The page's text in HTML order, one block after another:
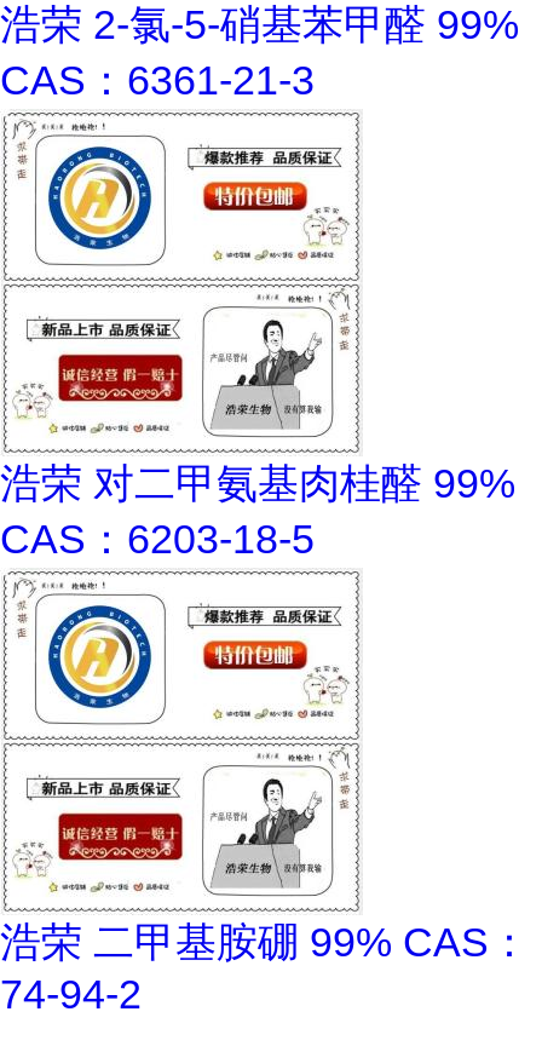
浩荣 2-氯-5-硝基苯甲醛 99%
CAS：6361-21-3
浩荣 对二甲氨基肉桂醛 99%
CAS：6203-18-5
浩荣 二甲基胺硼 99% CAS：
74-94-2